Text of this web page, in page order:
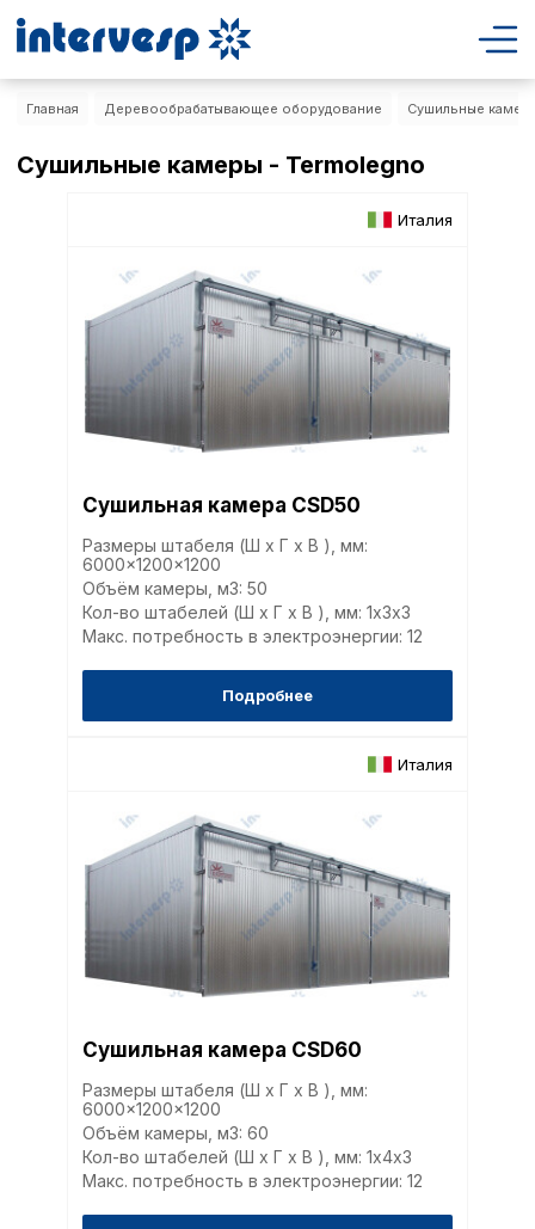
Главная Деревообрабатывающее оборудование Сушильные
Сушильные камеры - Termolegno
Италия
Сушильная камера CSD50
Размеры штабеля (Ш x Г x В ), мм:
6000x1200x1200
Объём камеры, м3: 50
Кол-во штабелей (Ш x Г x В ), мм: 1х3x3
Макс. потребность в электроэнергии: 12
Подробнее
Италия
Сушильная камера CSD60
Размеры штабеля (Ш x Г x В ), мм:
6000x1200x1200
Объём камеры, м3: 60
Кол-во штабелей (Ш x Г x В ), мм: 1х4x3
Макс. потребность в электроэнергии: 12